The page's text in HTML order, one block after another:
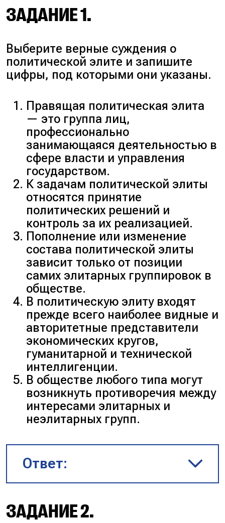
ЗАДАНИЕ 1.
Выберите верные суждения о
политической элите и запишите
цифры, под которыми они указаны.
Правящая политическая элита
— это группа лиц,
профессионально
занимающаяся деятельностью в
сфере власти и управления
государством.
К задачам политической элиты
относятся принятие
политических решений и
контроль за их реализацией.
Пополнение или изменение
состава политической элиты
зависит только от позиции
самих элитарных группировок в
обществе.
В политическую элиту входят
прежде всего наиболее видные и
авторитетные представители
экономических кругов,
гуманитарной и технической
интеллигенции.
В обществе любого типа могут
возникнуть противоречия между
интересами элитарных и
неэлитарных групп.
Ответ:
125.
ЗАДАНИЕ 2.